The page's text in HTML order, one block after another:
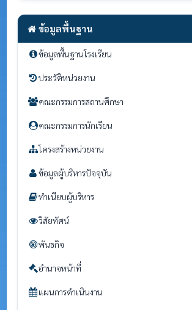
ข้อมูลพื้นฐาน
ข้อมูลพื้นฐานโรงเรียน
ประวัติหน่วยงาน
คณะกรรมการสถานศึกษา
คณะกรรมการนักเรียน
โครงสร้างหน่วยงาน
ข้อมูลผู้บริหารปัจจุบัน
ทำเนียบผู้บริหาร
วิสัยทัศน์
พันธกิจ
อำนาจหน้าที่
แผนการดำเนินงาน